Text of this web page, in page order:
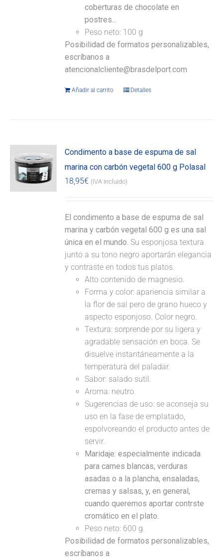
coberturas de chocolate en
postres...
Peso neto: 100 g
Posibilidad de formatos personalizables,
escríbanos a
atencionalcliente@brasdelport.com
Añadir al carrito Detalles
Condimento a base de espuma de sal
marina con carbón vegetal 600 g Polasal
18,95€ (IVA incluido)
El condimento a base de espuma de sal
marina y carbón vegetal 600 g es una sal
única en el mundo. Su esponjosa textura
junto a su tono negro aportarán elegancia
y contraste en todos tus platos.
Alto contenido de magnesio.
Forma y color: apariencia similar a
la flor de sal pero de grano hueco y
aspecto esponjoso. Color negro.
Textura: sorprende por su ligera y
agradable sensación en boca. Se
disuelve instantáneamente a la
temperatura del paladar.
Sabor: salado sutil.
Aroma: neutro.
Sugerencias de uso: se aconseja su
uso en la fase de emplatado,
espolvoreando el producto antes de
servir.
Maridaje: especialmente indicada
para carnes blancas, verduras
asadas o a la plancha, ensaladas,
cremas y salsas, y, en general,
cuando queremos aportar contrste
cromático en el plato.
Peso neto: 600 g.
Posibilidad de formatos personalizables,
escríbanos a